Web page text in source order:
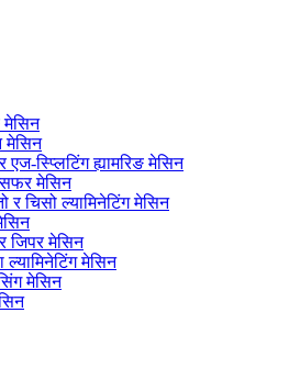
मेसिन
मेसिन
स्प्लिटिंग ह्यामरिङ मेसिन
मेसिन
र चिसो ल्यामिनेटिंग मेसिन
जिपर मेसिन
ल्यामिनेटिंग मेसिन
मेसिन